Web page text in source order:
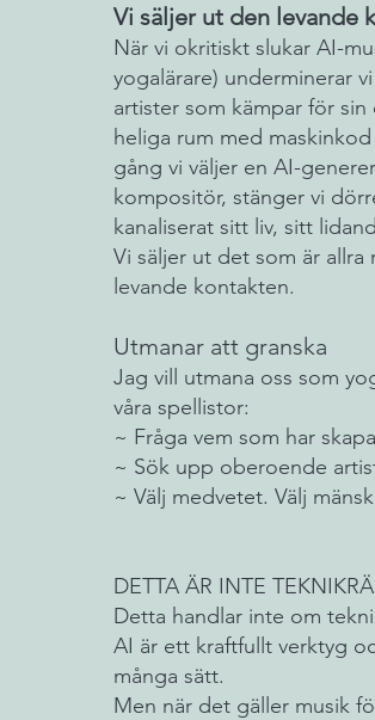
Vi säljer ut den levande
När vi okritiskt slukar AI-
yogalärare) underminerar
artister som kämpar för sin
heliga rum med
gång vi väljer en AI-
kompositör, stänger vi
kanaliserat sitt liv, sitt
Vi säljer ut det som är
levande kontakten.
Utmanar att granska
Jag vill utmana oss som
våra spellistor:
~ Fråga vem som har
~ Sök upp oberoende
~ Välj medvetet. Välj
DETTA ÄR INTE
Detta handlar inte om
AI är ett kraftfullt verktyg
många sätt.
Men när det gäller musik